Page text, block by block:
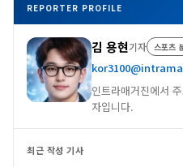
REPORTER PROFILE
김 용현기자 스포츠
인트라매거진에서
자입니다.
최근 작성 기사